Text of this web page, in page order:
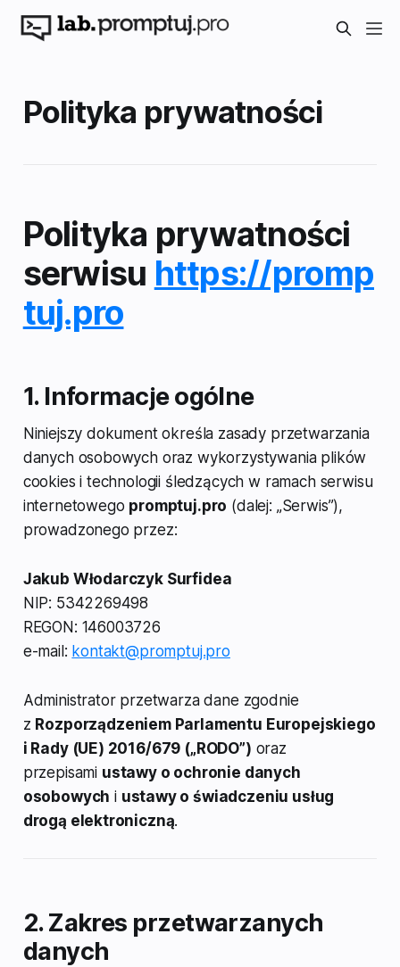
Polityka prywatności
Polityka prywatności
serwisu https://promp
tuj.pro
1. Informacje ogólne
Niniejszy dokument określa zasady przetwarzania
danych osobowych oraz wykorzystywania plików
cookies i technologii śledzących w ramach serwisu
internetowego promptuj.pro (dalej: „Serwis”),
prowadzonego przez:
Jakub Włodarczyk Surfidea
NIP: 5342269498
REGON: 146003726
e-mail: kontakt@promptuj.pro
Administrator przetwarza dane zgodnie
z Rozporządzeniem Parlamentu Europejskiego
i Rady (UE) 2016/679 („RODO”) oraz
przepisami ustawy o ochronie danych
osobowych i ustawy o świadczeniu usług
drogą elektroniczną.
2. Zakres przetwarzanych
danych